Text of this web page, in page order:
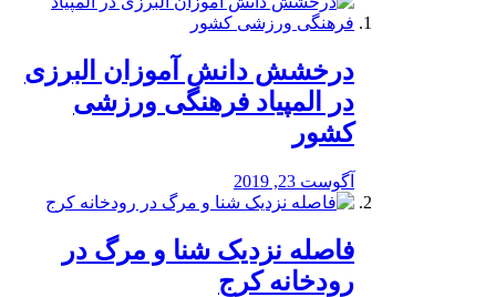
درخشش دانش آموزان البرزی
در المپیاد فرهنگی ورزشی
کشور
آگوست 23, 2019
️فاصله نزدیک شنا و مرگ در
رودخانه کرج